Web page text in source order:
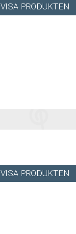
VISA PRODUKTEN
VISA PRODUKTEN